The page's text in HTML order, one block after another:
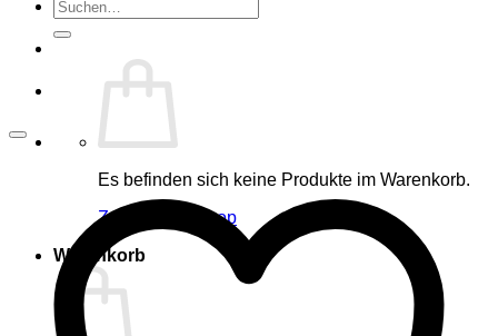
Suche
nach:
Es befinden sich keine Produkte im Warenkorb.
Zurück zum Shop
Warenkorb